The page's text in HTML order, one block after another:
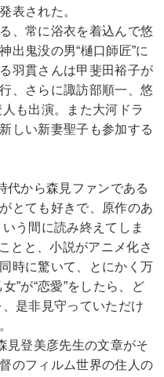
表された。
、常に浴衣を着込んで悠
出鬼没の男“樋口師匠”に
羽貫さんは甲斐田裕子が
、さらに諏訪部順一、悠
も出演。また大河ドラ
しい新妻聖子も参加する
代から森見ファンである
とても好きで、原作のあ
う間に読み終えてしま
とと、小説がアニメ化さ
時に驚いて、とにかく万
”が“恋愛”をしたら、ど
是非見守っていただけ
見登美彦先生の文章がそ
のフィルム世界の住人の